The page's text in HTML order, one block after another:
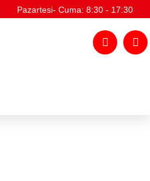
Pazartesi- Cuma: 8:30 - 17:30